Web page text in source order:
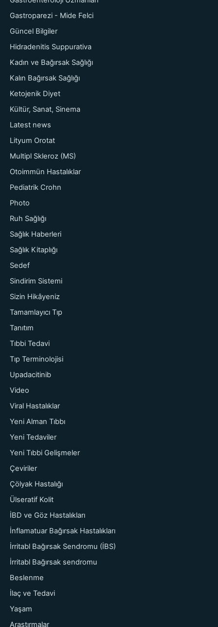
Gastroparezi - Mide Felci
Güncel Bilgiler
Hidradenitis Suppurativa
Kadın ve Bağırsak Sağlığı
Kalın Bağırsak Sağlığı
Ketojenik Diyet
Kültür, Sanat, Sinema
Latest news
Lityum Orotat
Multipl Skleroz (MS)
Otoimmün Hastalıklar
Pediatrik Crohn
Photo
Ruh Sağlığı
Sağlık Haberleri
Sağlık Kitaplığı
Sedef
Sindirim Sistemi
Sizin Hikâyeniz
Tamamlayıcı Tıp
Tanıtım
Tıbbi Tedavi
Tıp Terminolojisi
Upadacitinib
Video
Viral Hastalıklar
Yeni Alman Tıbbı
Yeni Tedaviler
Yeni Tıbbi Gelişmeler
Çeviriler
Çölyak Hastalığı
Ülseratif Kolit
İBD ve Göz Hastalıkları
İnflamatuar Bağırsak Hastalıkları
İrritabl Bağırsak Sendromu (İBS)
İrritabl Bağırsak sendromu
Beslenme
İlaç ve Tedavi
Yaşam
Araştırmalar